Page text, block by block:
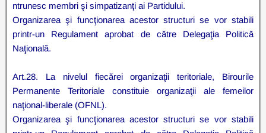
ntrunesc membri şi simpatizanţi ai Partidului.
Organizarea şi funcţionarea acestor structuri se vor stabili
printr-un Regulament aprobat de către Delegaţia Politică
Naţională.
Art.28. La nivelul fiecărei organizaţii teritoriale, Birourile
Permanente Teritoriale constituie organizaţii ale femeilor
naţional-liberale (OFNL).
Organizarea şi funcţionarea acestor structuri se vor stabili